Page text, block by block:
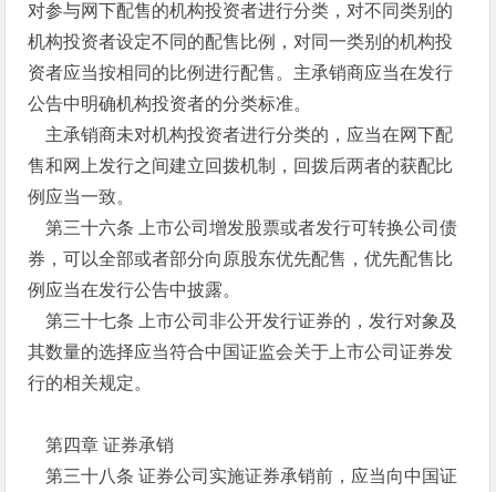
对参与网下配售的机构投资者进行分类，对不同类别的
机构投资者设定不同的配售比例，对同一类别的机构投
资者应当按相同的比例进行配售。主承销商应当在发行
公告中明确机构投资者的分类标准。
主承销商未对机构投资者进行分类的，应当在网下配
售和网上发行之间建立回拨机制，回拨后两者的获配比
例应当一致。
第三十六条 上市公司增发股票或者发行可转换公司债
券，可以全部或者部分向原股东优先配售，优先配售比
例应当在发行公告中披露。
第三十七条 上市公司非公开发行证券的，发行对象及
其数量的选择应当符合中国证监会关于上市公司证券发
行的相关规定。
第四章 证券承销
第三十八条 证券公司实施证券承销前，应当向中国证